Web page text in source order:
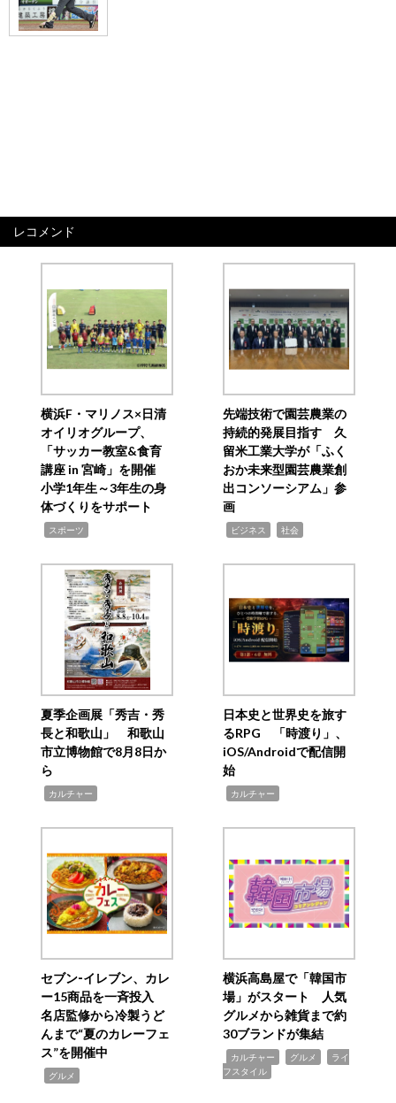
レコメンド
横浜F・マリノス×日清
オイリオグループ、
「サッカー教室&食育
講座 in 宮崎」を開催
小学1年生～3年生の身
体づくりをサポート
スポーツ
先端技術で園芸農業の
持続的発展目指す 久
留米工業大学が「ふく
おか未来型園芸農業創
出コンソーシアム」参
画
ビジネス 社会
夏季企画展「秀吉・秀
長と和歌山」 和歌山
市立博物館で8月8日か
ら
カルチャー
日本史と世界史を旅す
るRPG 「時渡り」、
iOS/Androidで配信開
始
カルチャー
セブン‐イレブン、カレ
ー15商品を一斉投入
名店監修から冷製うど
んまで“夏のカレーフェ
ス”を開催中
グルメ
横浜高島屋で「韓国市
場」がスタート 人気
グルメから雑貨まで約
30ブランドが集結
カルチャー グルメ
ライ
フスタイル